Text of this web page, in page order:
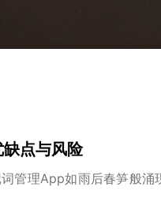
点与风险
管理App如雨后春笋般涌